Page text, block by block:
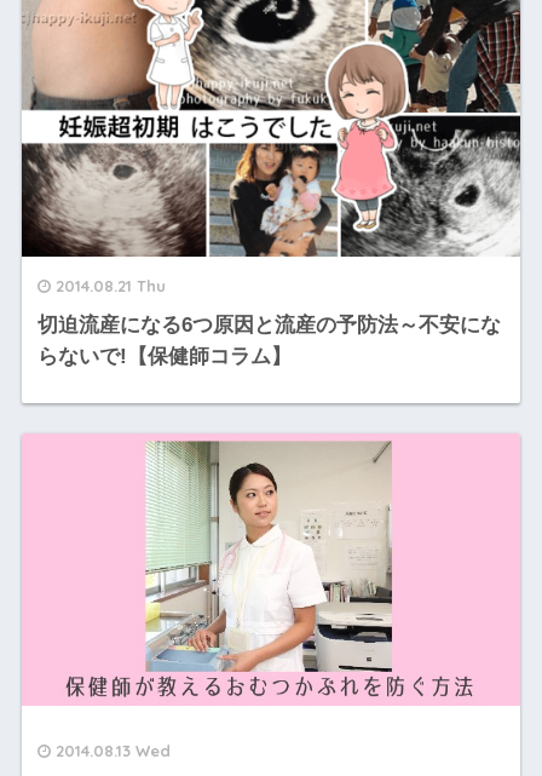
2014.08.21 Thu
切迫流産になる6つ原因と流産の予防法～不安にな
らないで!【保健師コラム】
2014.08.13 Wed